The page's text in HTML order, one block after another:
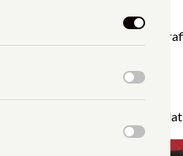
Zamkowej Pracowni
kliszę fotograficzną, każda